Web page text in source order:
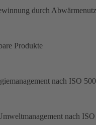
durch
Produkte
nach ISO
nach ISO